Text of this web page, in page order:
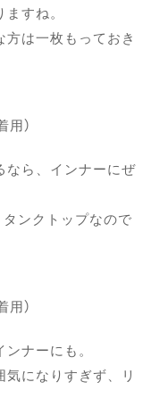
すね。
は一枚もっておき
）
なら、インナーにぜ
ンクトップなので
）
ナーにも。
になりすぎず、リ